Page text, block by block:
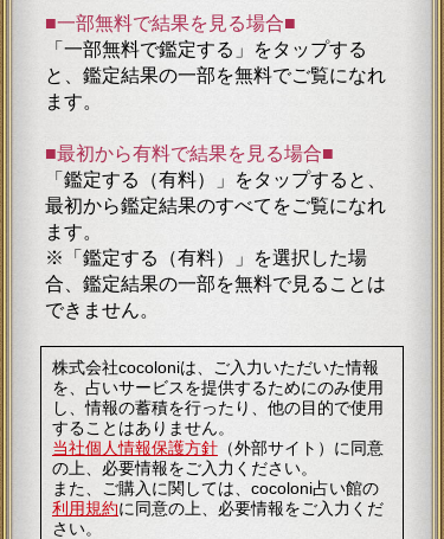
■一部無料で結果を見る場合■
「一部無料で鑑定する」をタップする
と、鑑定結果の一部を無料でご覧になれ
ます。
■最初から有料で結果を見る場合■
「鑑定する（有料）」をタップすると、
最初から鑑定結果のすべてをご覧になれ
ます。
※「鑑定する（有料）」を選択した場
合、鑑定結果の一部を無料で見ることは
できません。
株式会社cocoloniは、ご入力いただいた情報
を、占いサービスを提供するためにのみ使用
し、情報の蓄積を行ったり、他の目的で使用
することはありません。
当社個人情報保護方針（外部サイト）に同意
の上、必要情報をご入力ください。
また、ご購入に関しては、cocoloni占い館の
利用規約に同意の上、必要情報をご入力くだ
さい。